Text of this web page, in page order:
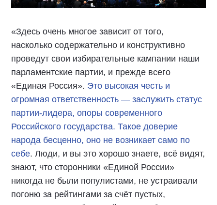
«Здесь очень многое зависит от того,
насколько содержательно и конструктивно
проведут свои избирательные кампании наши
парламентские партии, и прежде всего
«Единая Россия». Это высокая честь и
огромная ответственность — заслужить статус
партии-лидера, опоры современного
Российского государства. Такое доверие
народа бесценно, оно не возникает само по
себе. Люди, и вы это хорошо знаете, всё видят,
знают, что сторонники «Единой России»
никогда не были популистами, не устраивали
погоню за рейтингами за счёт пустых,